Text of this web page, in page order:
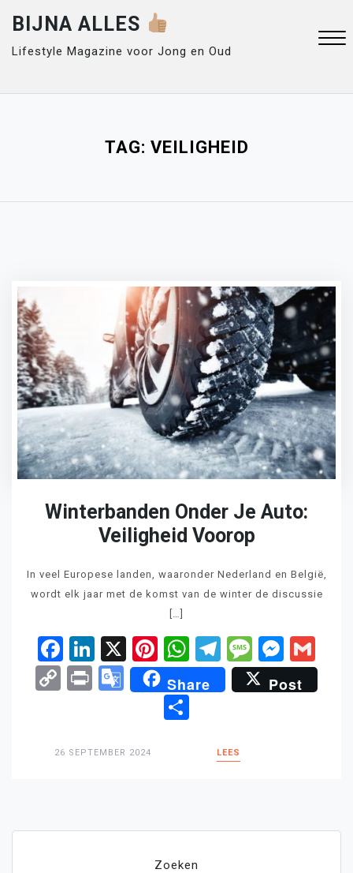
content
BIJNA ALLES
Lifestyle Magazine voor Jong en Oud
TAG: VEILIGHEID
Winterbanden Onder Je Auto:
Veiligheid Voorop
In veel Europese landen, waaronder Nederland en België,
wordt elk jaar met de komst van de winter de discussie
Facebook
LinkedIn
X Pinterest
WhatsApp
Telegram
CopyPrintGoogle
Translate
Share Post
26 SEPTEMBER 2024 LEES
Zoeken